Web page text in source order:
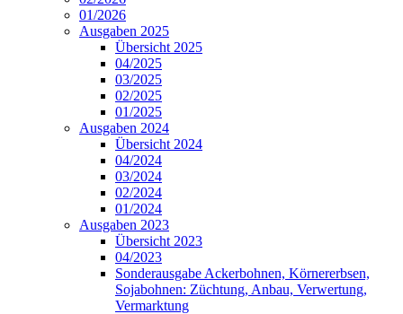
01/2026
Ausgaben 2025
Übersicht 2025
04/2025
03/2025
02/2025
01/2025
Ausgaben 2024
Übersicht 2024
04/2024
03/2024
02/2024
01/2024
Ausgaben 2023
Übersicht 2023
04/2023
Sonderausgabe Ackerbohnen, Körnererbsen,
Sojabohnen: Züchtung, Anbau, Verwertung,
Vermarktung